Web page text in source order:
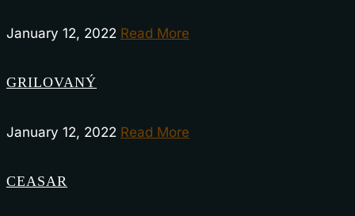
January 12, 2022 Read More
GRILOVANÝ
January 12, 2022 Read More
CEASAR